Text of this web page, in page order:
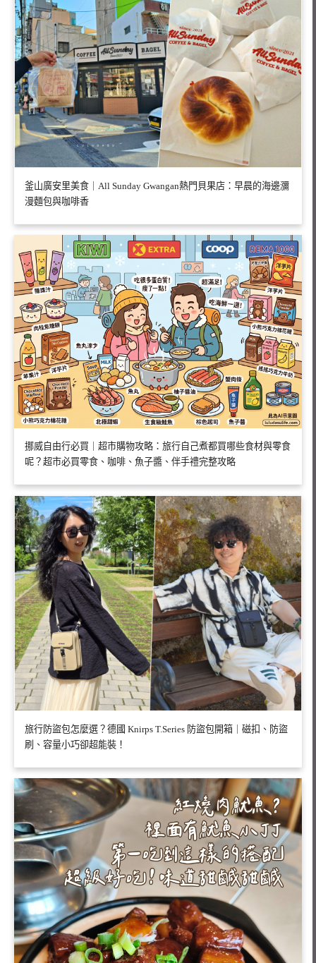
釜山廣安里美食｜All Sunday Gwangan熱門貝果店：早晨的海邊瀰
漫麵包與咖啡香
挪威自由行必買｜超市購物攻略：旅行自己煮都買哪些食材與零食
呢？超市必買零食、咖啡、魚子醬、伴手禮完整攻略
旅行防盜包怎麼選？德國 Knirps T.Series 防盜包開箱｜磁扣、防盜
刷、容量小巧卻超能裝！